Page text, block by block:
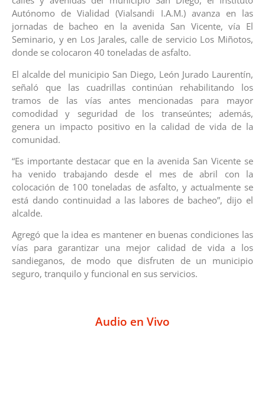
Autónomo de Vialidad (Vialsandi I.A.M.) avanza en las
jornadas de bacheo en la avenida San Vicente, vía El
Seminario, y en Los Jarales, calle de servicio Los Miñotos,
donde se colocaron 40 toneladas de asfalto.
El alcalde del municipio San Diego, León Jurado Laurentín,
señaló que las cuadrillas continúan rehabilitando los
tramos de las vías antes mencionadas para mayor
comodidad y seguridad de los transeúntes; además,
genera un impacto positivo en la calidad de vida de la
comunidad.
“Es importante destacar que en la avenida San Vicente se
ha venido trabajando desde el mes de abril con la
colocación de 100 toneladas de asfalto, y actualmente se
está dando continuidad a las labores de bacheo”, dijo el
alcalde.
Agregó que la idea es mantener en buenas condiciones las
vías para garantizar una mejor calidad de vida a los
sandieganos, de modo que disfruten de un municipio
seguro, tranquilo y funcional en sus servicios.
Audio en Vivo